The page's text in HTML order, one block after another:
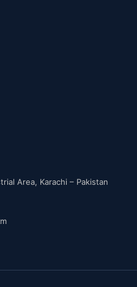
Area, Karachi – Pakistan